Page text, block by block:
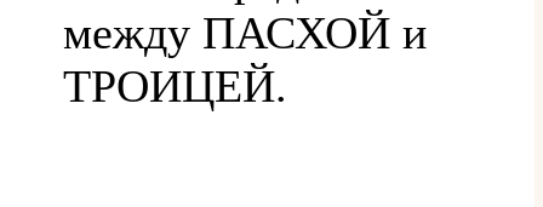
между ПАСХОЙ и
ТРОИЦЕЙ.